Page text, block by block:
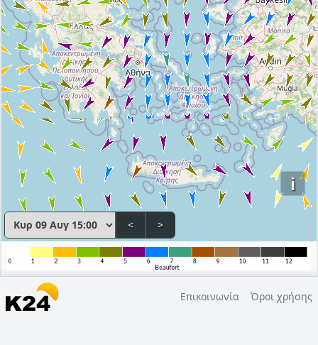
i
< >
Επικοινωνία Όροι χρήσης